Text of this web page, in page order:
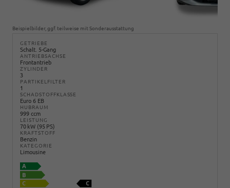
Beispielbilder, ggf. teilweise mit Sonderausstattung
GETRIEBE
Schalt. 5-Gang
ANTRIEBSACHSE
Frontantrieb
ZYLINDER
3
PARTIKELFILTER
1
SCHADSTOFFKLASSE
Euro 6 EB
HUBRAUM
999 ccm
LEISTUNG
70 kW (95 PS)
KRAFTSTOFF
Benzin
KATEGORIE
Limousine